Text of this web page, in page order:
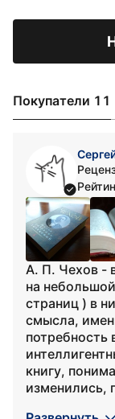
Покупатели 11
А. П. Чехов -
на
страниц ) в
смысла,
потребность
книгу,
изменились,